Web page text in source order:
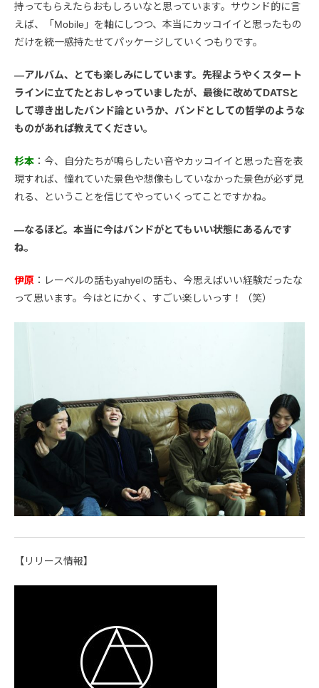
持ってもらえたらおもしろいなと思っています。サウンド的に言
えば、「Mobile」を軸にしつつ、本当にカッコイイと思ったもの
だけを統一感持たせてパッケージしていくつもりです。
―アルバム、とても楽しみにしています。先程ようやくスタート
ラインに立てたとおしゃっていましたが、最後に改めてDATSと
して導き出したバンド論というか、バンドとしての哲学のような
ものがあれば教えてください。
杉本 ：今、自分たちが鳴らしたい音やカッコイイと思った音を表
現すれば、憧れていた景色や想像もしていなかった景色が必ず見
れる、ということを信じてやっていくってことですかね。
―なるほど。本当に今はバンドがとてもいい状態にあるんです
ね。
伊原 ：レーベルの話もyahyelの話も、今思えばいい経験だったな
って思います。今はとにかく、すごい楽しいっす！（笑）
【リリース情報】